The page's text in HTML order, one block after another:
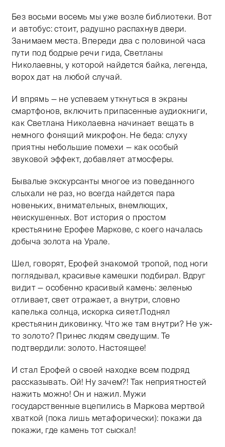
Без восьми восемь мы уже возле библиотеки. Вот
и автобус: стоит, радушно распахнув двери.
Занимаем места. Впереди два с половиной часа
пути под бодрые речи гида, Светланы
Николаевны, у которой найдется байка, легенда,
ворох дат на любой случай.
И впрямь — не успеваем уткнуться в экраны
смартфонов, включить припасенные аудиокниги,
как Светлана Николаевна начинает вещать в
немного фонящий микрофон. Не беда: слуху
приятны небольшие помехи — как особый
звуковой эффект, добавляет атмосферы.
Бывалые экскурсанты многое из поведанного
слыхали не раз, но всегда найдется пара
новеньких, внимательных, внемлющих,
неискушенных. Вот история о простом
крестьянине Ерофее Маркове, с коего началась
добыча золота на Урале.
Шел, говорят, Ерофей знакомой тропой, под ноги
поглядывал, красивые камешки подбирал. Вдруг
видит — особенно красивый камень: зеленью
отливает, свет отражает, а внутри, словно
капелька солнца, искорка сияет.Поднял
крестьянин диковинку. Что же там внутри? Не уж-
то золото? Принес людям сведущим. Те
подтвердили: золото. Настоящее!
И стал Ерофей о своей находке всем подряд
рассказывать. Ой! Ну зачем?! Так неприятностей
нажить можно! Он и нажил. Мужи
государственные вцепились в Маркова мертвой
хваткой (пока лишь метафорически): покажи да
покажи, где камень тот сыскал!